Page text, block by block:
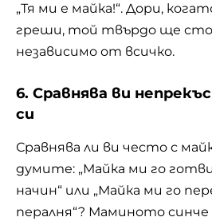
„Тя ми е майка!“. Дори,
греши, той твърдо ще
независимо от всичко.
6. Сравнява ви
си
Сравнява ли ви често с
думите: „Майка ми го
начин“ или „Майка ми го
пералня“? Маминото